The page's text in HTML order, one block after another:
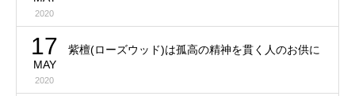
2020
17
MAY
2020
紫檀(ローズウッド)は孤高の精神を貫く人のお供に